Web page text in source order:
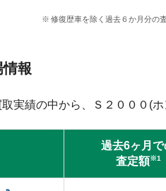
修復歴車を除く過去６か月分の
報
実績の中から、Ｓ２０００(
過去6ヶ月で
査定額※1